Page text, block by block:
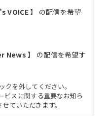
】
の配信を希望
】
の配信を希望す
を外してください。
ビスに関する重要なお知ら
ていただきます。